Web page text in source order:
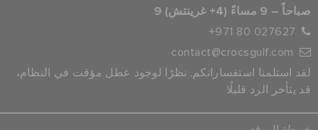
9 صباحاً – 9 مساءً (4+ غرينتش)
+971 80 027627
contact@crocsgulf.com
لقد استلمنا استفساراتكم. نظرًا لوجود عطل مؤقت في النظام،
قد يتأخر الرد قليلًا